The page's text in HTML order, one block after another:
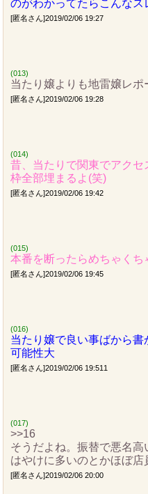
のがわかってたらこんなス
[匿名さん]2019/02/06 19:27
(013)
当たり嬢よりも地雷嬢レポ
[匿名さん]2019/02/06 19:28
(014)
昔、当たりで関東でアク
枠全部埋まるよ(笑)
[匿名さん]2019/02/06 19:42
(015)
本番を断ったらめちゃくち
[匿名さん]2019/02/06 19:45
(016)
当たり嬢で良い事ばから
可能性大
[匿名さん]2019/02/06 19:511
(017)
>>16
そうだよね。振替で悪名
はやけに多いのとかほぼ店
[匿名さん]2019/02/06 20:00